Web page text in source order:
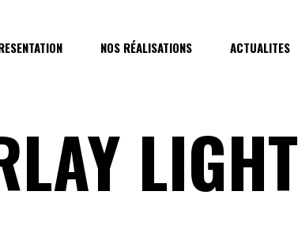
NOS RÉALISATIONS ACTUALITES
LIGHT